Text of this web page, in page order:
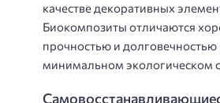
качестве декоративных
Биокомпозиты отличаются
прочностью и долговечностью
минимальном экологическом